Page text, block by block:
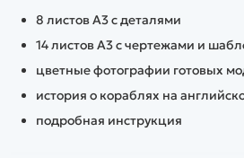
8 листов А3 с деталями
14 листов А3 с чертежами и
цветные фотографии готовых
история о кораблях на
подробная инструкция